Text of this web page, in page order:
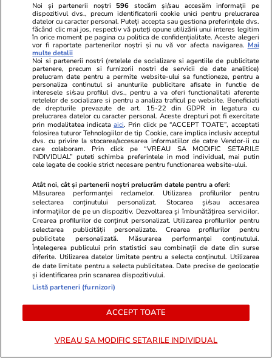
Sănătate și Fitness 16:00
Medicii sunt speriați de noua
platformă E-Sănătatea Mea, unde
pacienții se programează singuri
la doctor
Lifestyle
Șofer de
poliția, i-a
camion și
drumul din
Lifestyle 01 aug.
Cum se face cafeaua la presa
franceză – cum funcționează și
care sunt avantajele
Noi și partenerii noștri 596 stocăm și/sau accesăm informații pe
dispozitivul dvs., precum identificatorii cookie unici pentru prelucrarea
datelor cu caracter personal. Puteți accepta sau gestiona preferințele dvs.
făcând clic mai jos, respectiv vă puteți opune utilizării unui interes legitim
în orice moment pe pagina cu politica de confidențialitate. Aceste alegeri
vor fi raportate partenerilor noștri și nu vă vor afecta navigarea. Mai
multe detalii
Noi si partenerii nostri (retelele de socializare si agentiile de publicitate
partenere, precum si furnizorii nostri de servicii de date analitice)
prelucram date pentru a permite website-ului sa functioneze, pentru a
personaliza continutul si anunturile publicitare afisate in functie de
interesele si/sau profilul dvs., pentru a va oferi functionalitati aferente
retelelor de socializare si pentru a analiza traficul pe website. Beneficiati
de drepturile prevazute de art. 15-22 din GDPR in legatura cu
prelucrarea datelor cu caracter personal. Aceste drepturi pot fi exercitate
prin modalitatea indicataaici. Prin click pe “ACCEPT TOATE”, acceptati
folosirea tuturor Tehnologiilor de tip Cookie, care implica inclusiv acceptul
dvs. cu privire la stocarea/accesarea informatiilor de catre Vendor-ii cu
care colaboram. Prin click pe “VREAU SA MODIFIC SETARILE
INDIVIDUAL” puteti schimba preferintele in mod individual, mai putin
cele legate de cookie strict necesare pentru functionarea website-ului.
Atât noi, cât și partenerii noștri prelucrăm datele pentru a oferi:
Măsurarea performanței reclamelor. Utilizarea profilurilor pentru
selectarea conținutului personalizat. Stocarea și/sau accesarea
informațiilor de pe un dispozitiv. Dezvoltarea și îmbunătățirea serviciilor.
Crearea profilurilor de conținut personalizat. Utilizarea profilurilor pentru
selectarea publicității personalizate. Crearea profilurilor pentru
publicitate personalizată. Măsurarea performanței conținutului.
Înțelegerea publicului prin statistici sau combinații de date din surse
diferite. Utilizarea datelor limitate pentru a selecta conținutul. Utilizarea
de date limitate pentru a selecta publicitatea. Date precise de geolocație
și identificarea prin scanarea dispozitivului.
Listă parteneri (furnizori)
ACCEPT TOATE
VREAU SA MODIFIC SETARILE INDIVIDUAL